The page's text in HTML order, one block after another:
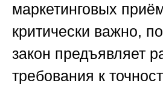
маркетинговых
критически важно,
закон предъявляет
требования к